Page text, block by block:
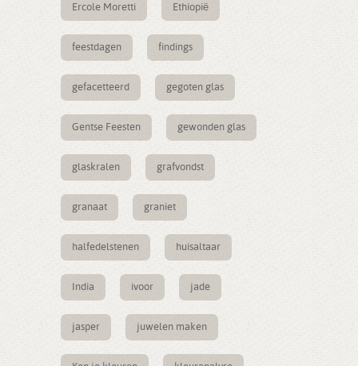
Ercole Moretti Ethiopië
feestdagen findings
gefacetteerd gegoten glas
Gentse Feesten gewonden glas
glaskralen grafvondst
granaat graniet
halfedelstenen huisaltaar
India ivoor jade
jasper juwelen maken